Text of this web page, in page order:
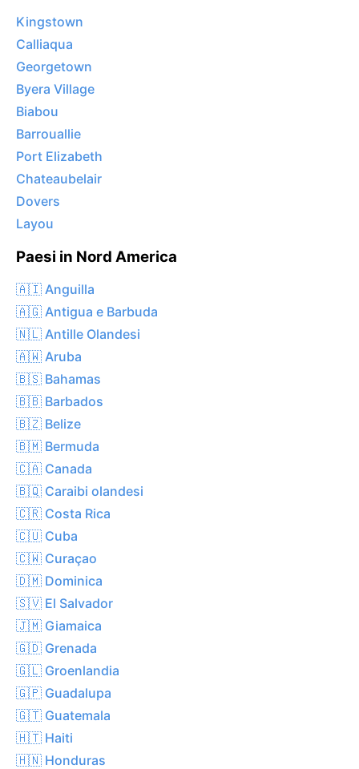
Kingstown
Calliaqua
Georgetown
Byera Village
Biabou
Barrouallie
Port Elizabeth
Chateaubelair
Dovers
Layou
Paesi in Nord America
🇦🇮 Anguilla
🇦🇬 Antigua e Barbuda
🇳🇱 Antille Olandesi
🇦🇼 Aruba
🇧🇸 Bahamas
🇧🇧 Barbados
🇧🇿 Belize
🇧🇲 Bermuda
🇨🇦 Canada
🇧🇶 Caraibi olandesi
🇨🇷 Costa Rica
🇨🇺 Cuba
🇨🇼 Curaçao
🇩🇲 Dominica
🇸🇻 El Salvador
🇯🇲 Giamaica
🇬🇩 Grenada
🇬🇱 Groenlandia
🇬🇵 Guadalupa
🇬🇹 Guatemala
🇭🇹 Haiti
🇭🇳 Honduras